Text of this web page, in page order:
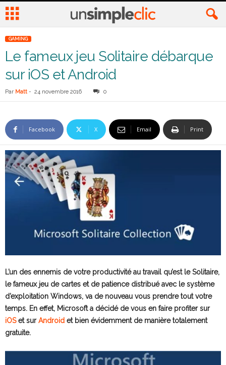
GAMING
Le fameux jeu Solitaire débarque
sur iOS et Android
Par Matt - 24 novembre 2016 0
Facebook X Email Print
L’un des ennemis de votre productivité au travail qu’est le Solitaire,
le fameux jeu de cartes et de patience distribué avec le système
d’exploitation Windows, va de nouveau vous prendre tout votre
temps. En effet, Microsoft a décidé de vous en faire profiter sur
iOSet surAndroid et bien évidemment de manière totalement
gratuite.